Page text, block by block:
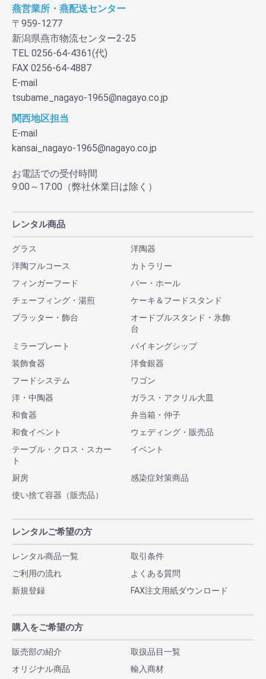
燕営業所・燕配送センター
〒959-1277
新潟県燕市物流センター2-25
TEL 0256-64-4361(代)
FAX 0256-64-4887
E-mail
tsubame_nagayo-1965@nagayo.co.jp
関西地区担当
E-mail
kansai_nagayo-1965@nagayo.co.jp
お電話での受付時間
9:00～17:00（弊社休業日は除く）
レンタル商品
グラス
洋陶器
洋陶フルコース
カトラリー
フィンガーフード
バー・ホール
チェーフィング・湯煎
ケーキ＆フードスタンド
プラッター・飾台
オードブルスタンド・氷飾
台
ミラープレート
バイキングシップ
装飾食器
洋食銀器
フードシステム
ワゴン
洋・中陶器
ガラス・アクリル大皿
和食器
弁当箱・仲子
和食イベント
ウェディング・販売品
テーブル・クロス・スカー
ト
イベント
厨房
感染症対策商品
使い捨て容器（販売品）
レンタルご希望の方
レンタル商品一覧
取引条件
ご利用の流れ
よくある質問
新規登録
FAX注文用紙ダウンロード
購入をご希望の方
販売部の紹介
取扱品目一覧
オリジナル商品
輸入商材